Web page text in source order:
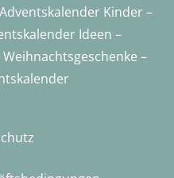
Adventskalender Kinder–
Ideen –
Weihnachtsgeschenke –